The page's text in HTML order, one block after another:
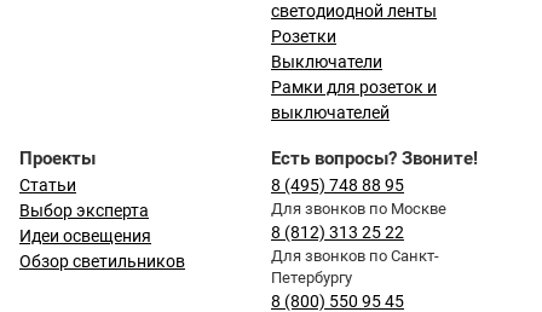
светодиодной ленты
Розетки
Выключатели
Рамки для розеток и
выключателей
Проекты
Статьи
Выбор эксперта
Идеи освещения
Обзор светильников
Есть вопросы? Звоните!
8 (495) 748 88 95
Для звонков по Москве
8 (812) 313 25 22
Для звонков по Санкт-
Петербургу
8 (800) 550 95 45